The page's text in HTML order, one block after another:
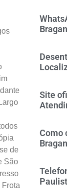
de
São
Site
Como